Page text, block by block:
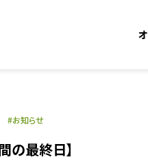
お知らせ
の最終日】